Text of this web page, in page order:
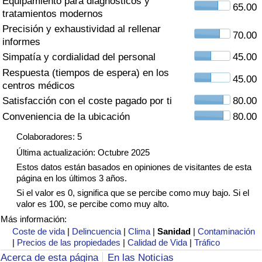
tratamientos modernos
65.00
Precisión y exhaustividad al rellenar
informes
70.00
Simpatía y cordialidad del personal
45.00
Respuesta (tiempos de espera) en los
centros médicos
45.00
Satisfacción con el coste pagado por ti
80.00
Conveniencia de la ubicación
80.00
Colaboradores: 5
Última actualización: Octubre 2025
Estos datos están basados en opiniones de visitantes de esta
página en los últimos 3 años.
Si el valor es 0, significa que se percibe como muy bajo. Si el
valor es 100, se percibe como muy alto.
Más información:
Coste de vida | Delincuencia |Clima |Sanidad |Contaminación
| Precios de las propiedades |Calidad de Vida |Tráfico
Acerca de esta página En las Noticias
Índice de criminalidad por país
Sanidad
Índice de Sanidad (Actual)
Índice de Sanidad
Contaminación
Índice de Contaminación (Actual)
Índice de contaminación
Índice de Contaminación por País